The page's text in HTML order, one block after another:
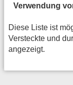
Verwendung
Diese Liste ist
Versteckte und
angezeigt.